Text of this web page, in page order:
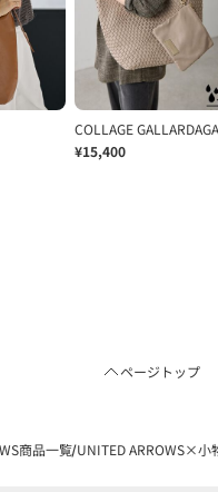
ページトップ
商品一覧 UNITED ARROWS×小